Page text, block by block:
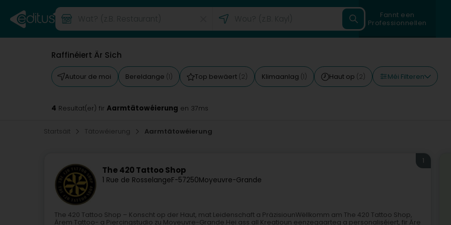
Fannt een
Professionnellen
Raffinéiert Är Sich
Autour de moi Bereldange (1) Top bewäert (2) Klimaanlag (1) Haut op (2) Méi Filteren
4 Resultat(er) fir Aarmtätowéierung en 37ms
Startsäit Tätowéierung Aarmtätowéierung
The 420 Tattoo Shop
1 Rue de RosselangeF-57250Moyeuvre-Grande
1
The 420 Tattoo Shop – Konscht op der Haut, mat Leidenschaft a PräzisiounWëllkomm am The 420 Tattoo Shop,
Ärem Tattoo- a Piercingstudio zu Moyeuvre-Grande.Hei ass all Kreatioun eenzegaarteg a personaliséiert, fir Äre